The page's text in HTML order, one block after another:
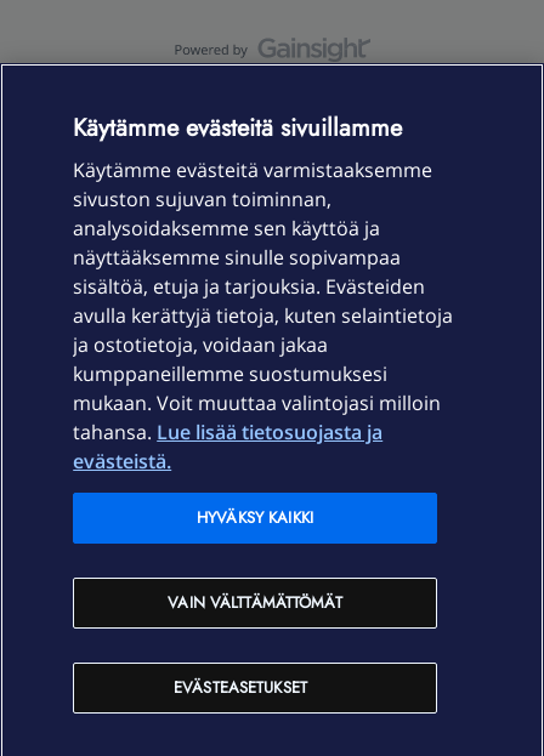
Laitteet & liittymät
Palvelut
Ajankohtaista
Elisa Oyj
In English
Käytämme evästeitä sivuillamme
Käytämme evästeitä varmistaaksemme
sivuston sujuvan toiminnan,
analysoidaksemme sen käyttöä ja
näyttääksemme sinulle sopivampaa
sisältöä, etuja ja tarjouksia. Evästeiden
avulla kerättyjä tietoja, kuten selaintietoja
ja ostotietoja, voidaan jakaa
kumppaneillemme suostumuksesi
mukaan. Voit muuttaa valintojasi milloin
tahansa. Lue lisää tietosuojasta ja
evästeistä.
EVÄSTEASETUKSET
VAIN VÄLTTÄMÄTTÖMÄT
HYVÄKSY KAIKKI